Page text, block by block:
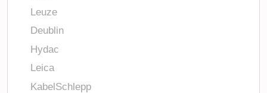
Leuze
Deublin
Hydac
Leica
KabelSchlepp